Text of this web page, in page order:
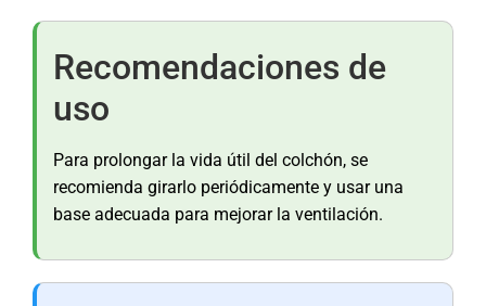
Recomendaciones de
uso
Para prolongar la vida útil del colchón, se
recomienda girarlo periódicamente y usar una
base adecuada para mejorar la ventilación.